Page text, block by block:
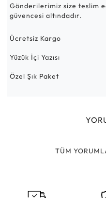
Gönderilerimiz size teslim
güvencesi altındadır.
Ücretsiz Kargo
Yüzük İçi Yazısı
Özel Şık Paket
TÜM